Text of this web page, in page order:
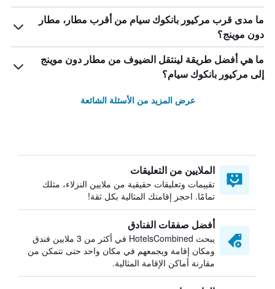
ما مدى قرب مركيور بانكوك سيام من أقرب مطار، مطار
دون موينج؟
ما هي أفضل طريقة لينتقل الضيوف من مطار دون موينج
إلى مركيور بانكوك سيام؟
عرض المزيد من الأسئلة الشائعة
الملايين من التعليقات
تقييمات وتعليقات حقيقية من ملايين النزلاء، مثلك
تمامًا. احجز إقامتك المثالية بكل ثقة!
أفضل صفقات الفنادق
يبحث HotelsCombined في أكثر من 3 ملايين فندق
ومكان إقامة ويجمعهم في مكان واحد حتى تتمكن من
مقارنة أماكن الإقامة المثالية.